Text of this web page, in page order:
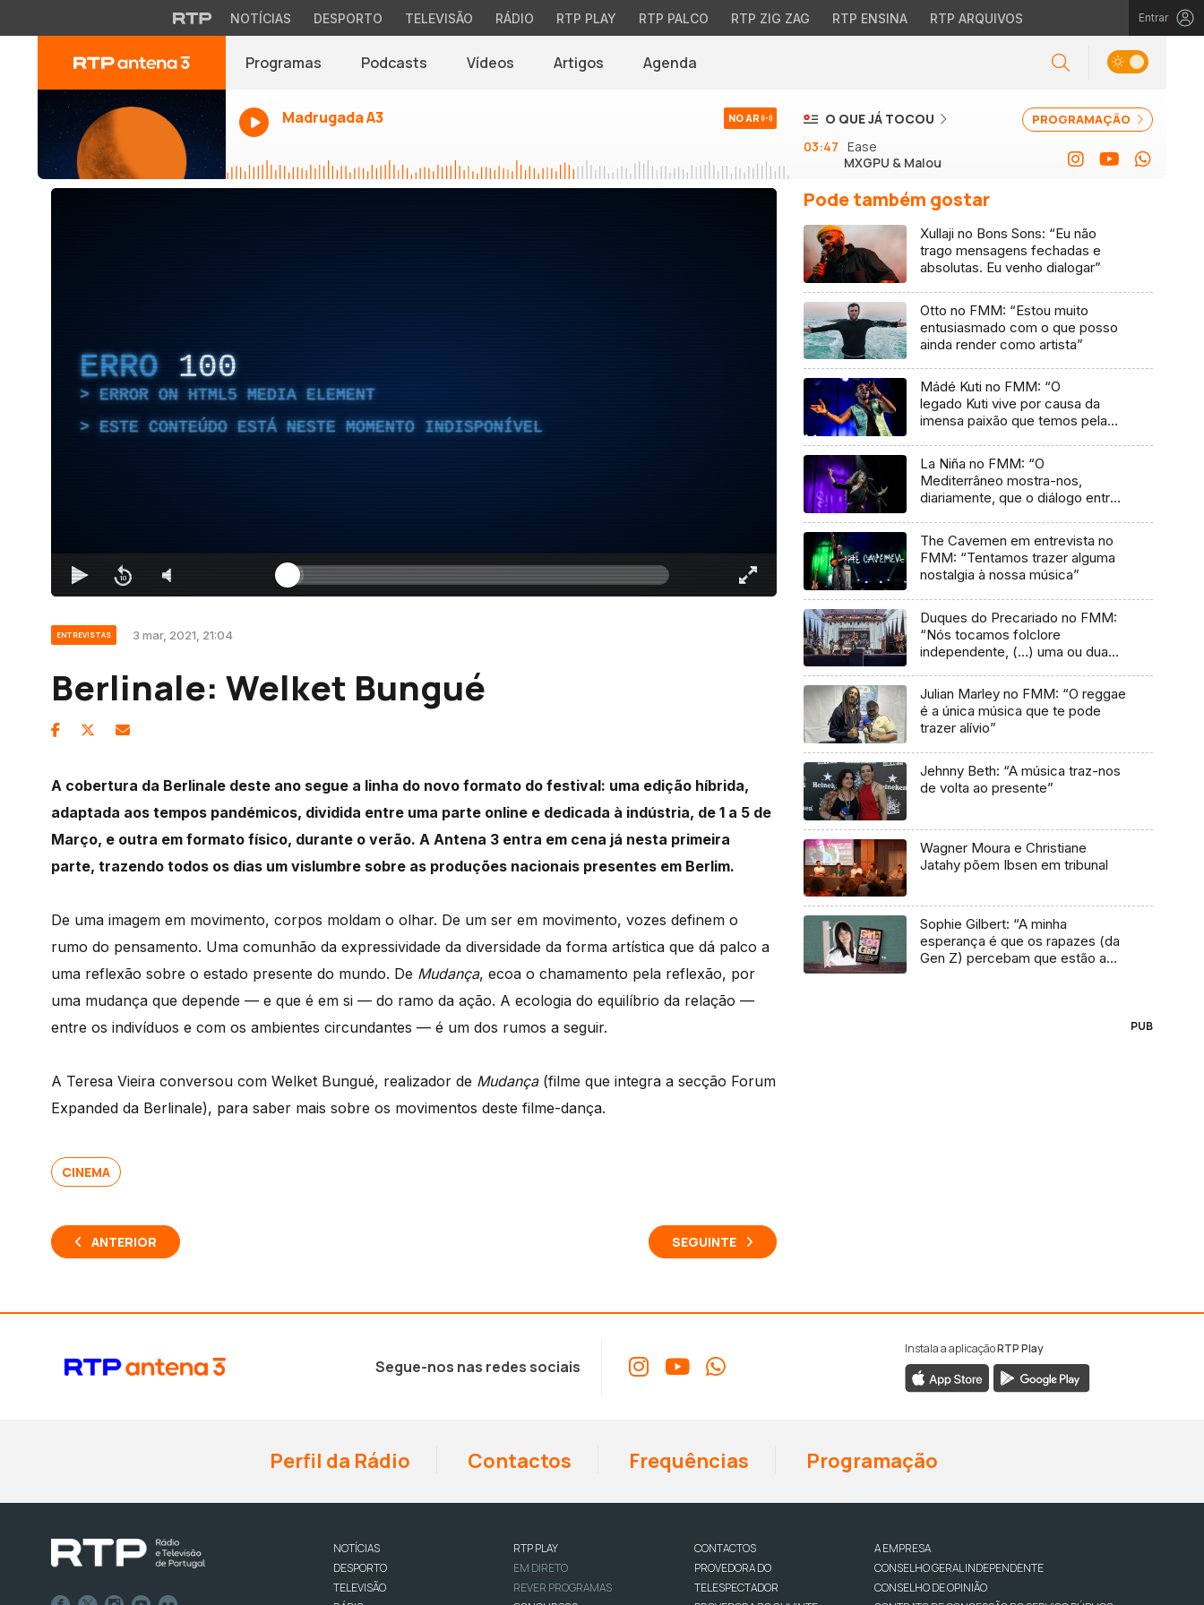
NOTÍCIAS DESPORTO TELEVISÃO RÁDIO RTP PLAY RTP PALCO RTP ZIG ZAG RTP ENSINA RTP ARQUIVOS Entrar
Programas Podcasts Vídeos Artigos Agenda
Madrugada A3 NO AR PROGRAMAÇÃO
O QUE JÁ TOCOU
03:47 Ease
MXGPU & Malou
ERRO 100
ERROR ON HTML5 MEDIA ELEMENT
ESTE CONTEÚDO ESTÁ NESTE MOMENTO INDISPONÍVEL
ENTREVISTAS 3 mar, 2021, 21:04
Berlinale: Welket Bungué
A cobertura da Berlinale deste ano segue a linha do novo formato do festival: uma edição híbrida,
adaptada aos tempos pandémicos, dividida entre uma parte online e dedicada à indústria, de 1 a 5 de
Março, e outra em formato físico, durante o verão. A Antena 3 entra em cena já nesta primeira
parte, trazendo todos os dias um vislumbre sobre as produções nacionais presentes em Berlim.
De uma imagem em movimento, corpos moldam o olhar. De um ser em movimento, vozes definem o
rumo do pensamento. Uma comunhão da expressividade da diversidade da forma artística que dá palco a
uma reflexão sobre o estado presente do mundo. De Mudança, ecoa o chamamento pela reflexão, por
uma mudança que depende — e que é em si — do ramo da ação. A ecologia do equilíbrio da relação —
entre os indivíduos e com os ambientes circundantes — é um dos rumos a seguir.
A Teresa Vieira conversou com Welket Bungué, realizador de Mudança(filme que integra a secção Forum
Expanded da Berlinale), para saber mais sobre os movimentos deste filme-dança.
CINEMA
ANTERIOR SEGUINTE
Pode também gostar
Xullaji no Bons Sons: “Eu não
trago mensagens fechadas e
absolutas. Eu venho dialogar”
Otto no FMM: “Estou muito
entusiasmado com o que posso
ainda render como artista”
Mádé Kuti no FMM: “O
legado Kuti vive por causa da
imensa paixão que temos pela
La Niña no FMM: “O
Mediterrâneo mostra-nos,
diariamente, que o diálogo entre
The Cavemen em entrevista no
FMM: “Tentamos trazer alguma
nostalgia à nossa música”
Duques do Precariado no FMM:
“Nós tocamos folclore
independente, (…) uma ou duas
Julian Marley no FMM: “O reggae
é a única música que te pode
trazer alívio”
Jehnny Beth: “A música traz-nos
de volta ao presente”
Wagner Moura e Christiane
Jatahy põem Ibsen em tribunal
Sophie Gilbert: “A minha
esperança é que os rapazes (da
Gen Z) percebam que estão a
PUB
Segue-nos nas redes sociais
Instala a aplicaçãoRTP Play
Perfil da Rádio Contactos Frequências Programação
NOTÍCIAS
DESPORTO
TELEVISÃO
RTP PLAY
EM DIRETO
REVER PROGRAMAS
CONTACTOS
PROVEDORA DO
TELESPECTADOR
A EMPRESA
CONSELHO GERAL INDEPENDENTE
CONSELHO DE OPINIÃO